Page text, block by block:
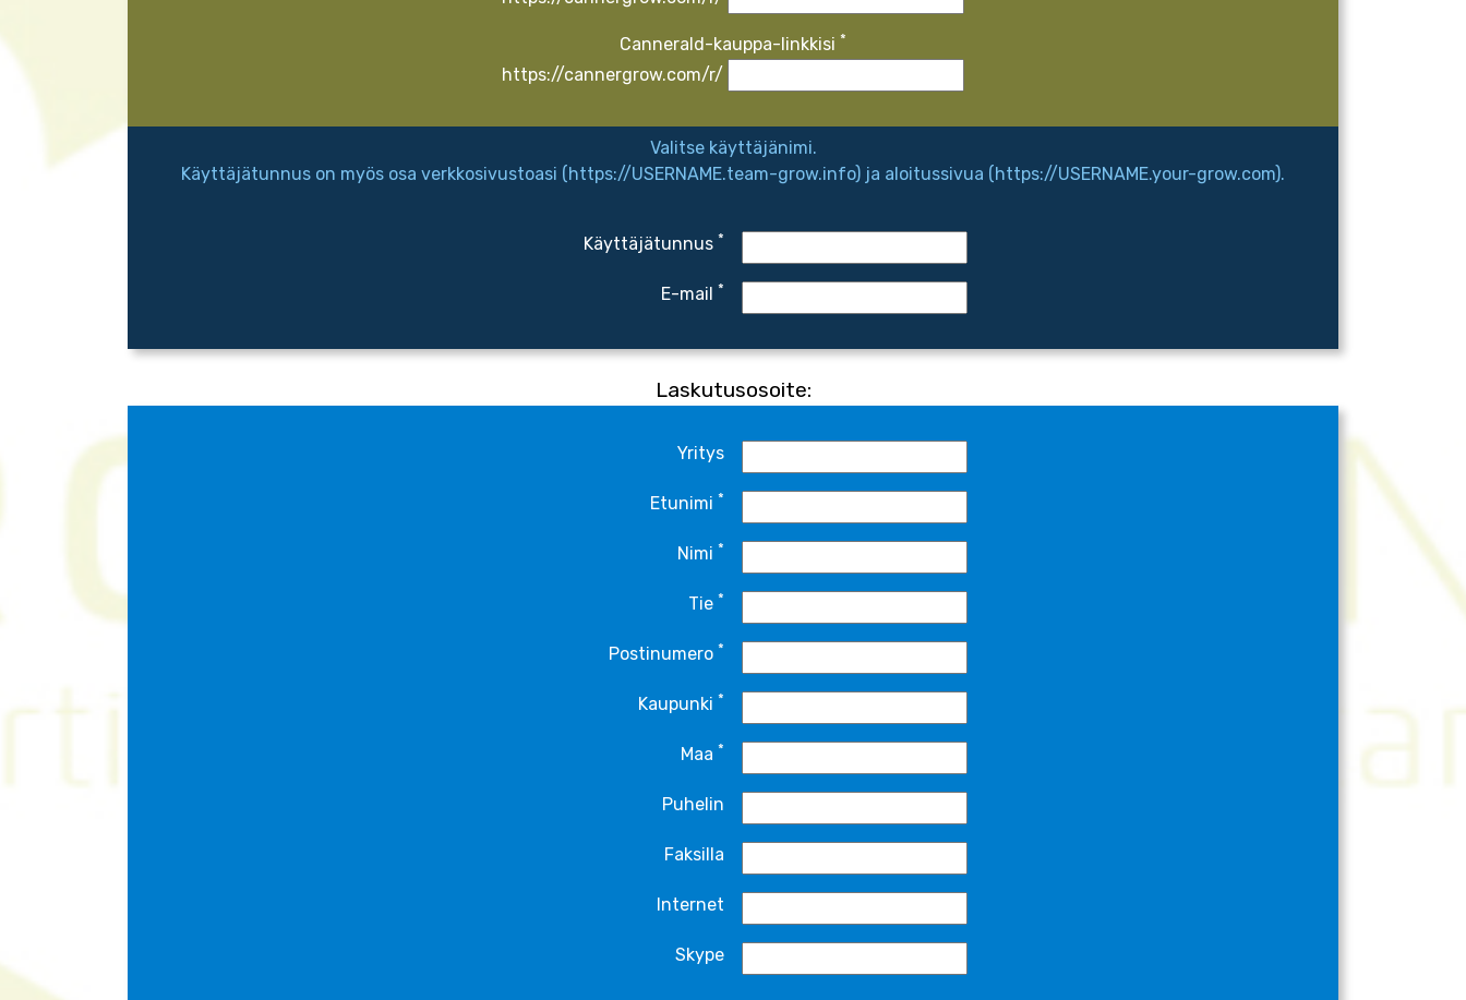
Cannerald-kauppa-linkkisi *
https://cannergrow.com/r/
Valitse käyttäjänimi.
Käyttäjätunnus on myös osa verkkosivustoasi (https://USERNAME.team-grow.info) ja aloitussivua (https://USERNAME.your-grow.com).
Käyttäjätunnus *
E-mail *
Laskutusosoite:
Yritys
Etunimi *
Nimi *
Tie *
Postinumero *
Kaupunki *
Maa *
Puhelin
Faksilla
Internet
Skype